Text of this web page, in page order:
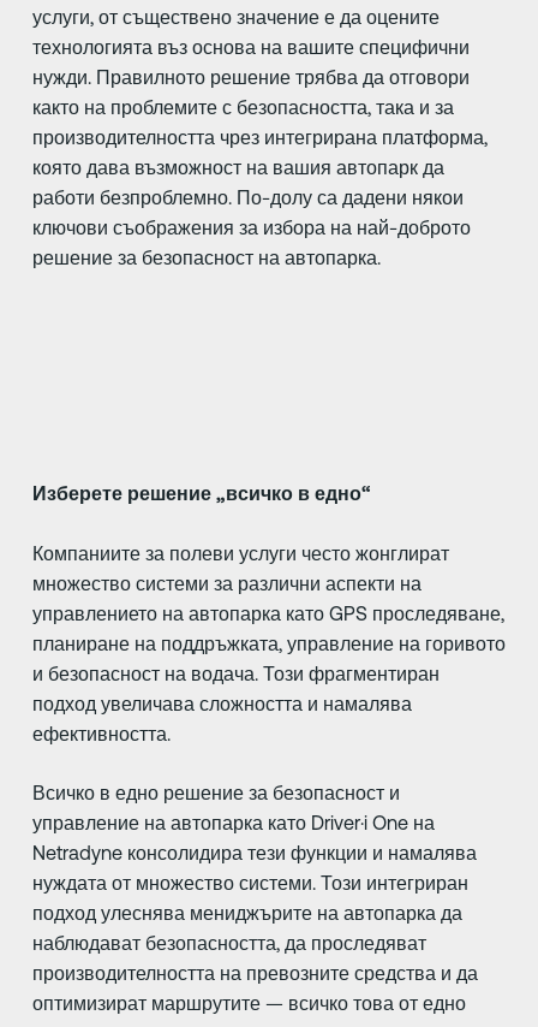
услуги, от съществено значение е да оцените
технологията въз основа на вашите специфични
нужди. Правилното решение трябва да отговори
както на проблемите с безопасността, така и за
производителността чрез интегрирана платформа,
която дава възможност на вашия автопарк да
работи безпроблемно. По-долу са дадени някои
ключови съображения за избора на най-доброто
решение за безопасност на автопарка.
Изберете решение „всичко в едно“
Компаниите за полеви услуги често жонглират
множество системи за различни аспекти на
управлението на автопарка като GPS проследяване,
планиране на поддръжката, управление на горивото
и безопасност на водача. Този фрагментиран
подход увеличава сложността и намалява
ефективността.
Всичко в едно решение за безопасност и
управление на автопарка като Driver·i One на
Netradyne консолидира тези функции и намалява
нуждата от множество системи. Този интегриран
подход улеснява мениджърите на автопарка да
наблюдават безопасността, да проследяват
производителността на превозните средства и да
оптимизират маршрутите — всичко това от едно